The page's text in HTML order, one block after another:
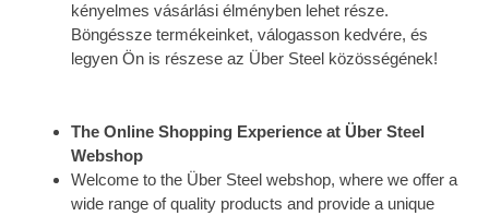
kényelmes vásárlási élményben lehet része.
Böngéssze termékeinket, válogasson kedvére, és
legyen Ön is részese az Über Steel közösségének!
The Online Shopping Experience at Über Steel
Webshop
Welcome to the Über Steel webshop, where we offer a
wide range of quality products and provide a unique